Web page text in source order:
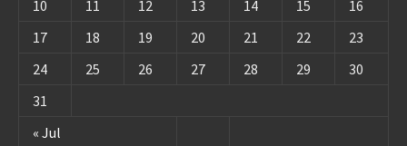
« Jul
10
11 12 13 14 15
16
17
18 19 20 21 22
23
24
25 26 27 28 29
30
31